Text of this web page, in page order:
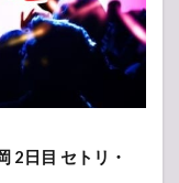
2日目 セトリ・